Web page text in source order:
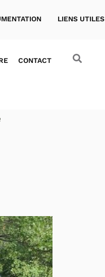
LIENS UTILES
CONTACT